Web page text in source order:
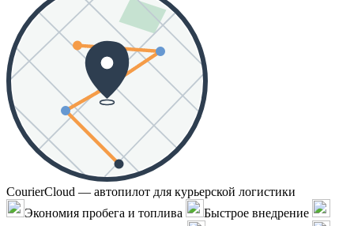
CourierCloud — автопилот для курьерской логистики
Экономия пробега и топлива
Быстрое внедрение